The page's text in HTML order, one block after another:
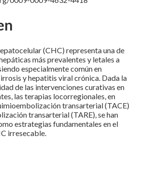
(CHC) representa una de
más prevalentes y letales a
especialmente común en
y hepatitis viral crónica. Dada la
de las intervenciones curativas en
las terapias locorregionales, en
transarterial (TACE)
transarterial (TARE), se han
estrategias fundamentales en el
irresecable.